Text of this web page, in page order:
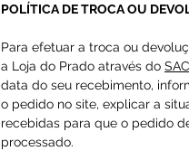
POLÍTICA DE TROCA OU
Para efetuar a troca ou
a Loja do Prado através do SAC
data do seu recebimento,
o pedido no site, explicar a
recebidas para que o pedido
processado.